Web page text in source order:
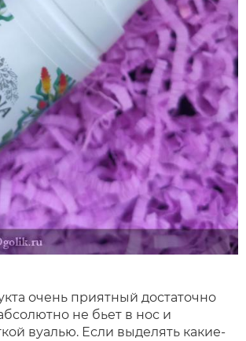
очень приятный достаточно
не бьет в нос и
вуалью. Если выделять какие-